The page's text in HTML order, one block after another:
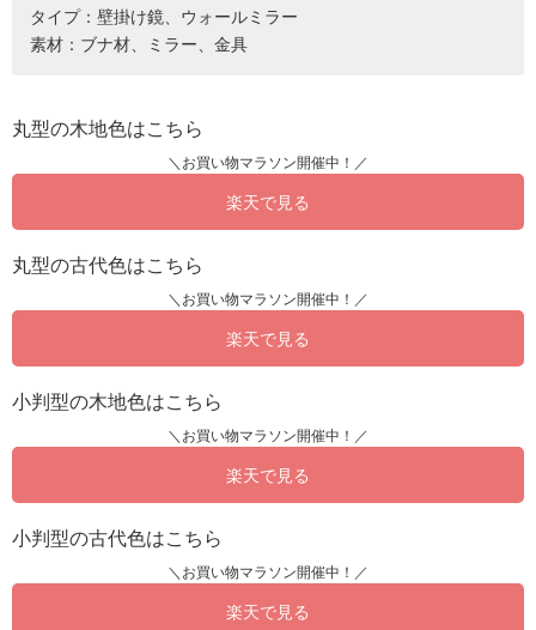
タイプ：壁掛け鏡、ウォールミラー
素材：ブナ材、ミラー、金具
丸型の木地色はこちら
楽天で見る
丸型の古代色はこちら
楽天で見る
小判型の木地色はこちら
楽天で見る
小判型の古代色はこちら
楽天で見る